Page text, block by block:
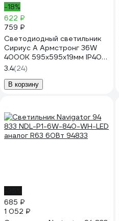
-18%
622 ₽
759 ₽
Светодиодный светильник
Сириус А Армстронг 36W
4000K 595х595х19мм IP40
SiriusA UNI-595x595-36W-
PR-4K
3.4(24)
В корзину
685 ₽
1 052 ₽